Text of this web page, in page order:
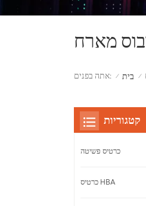
מארח
אתה בפנים: / בית /
קטגוריות
כרטיס פשיטה
כרטיס HBA